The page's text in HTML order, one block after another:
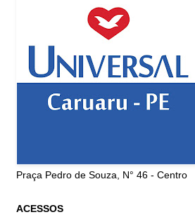
Praça Pedro de Souza, N° 46 - Centro
ACESSOS